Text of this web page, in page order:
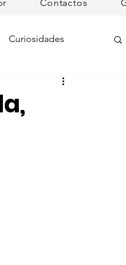
Contactos
Curiosidades